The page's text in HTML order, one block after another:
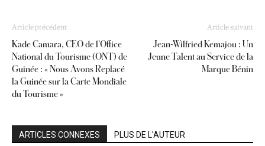
Article précédent
Kade Camara, CEO de l’Office
National du Tourisme (ONT) de
Guinée : « Nous Avons Replacé
la Guinée sur la Carte Mondiale
du Tourisme »
Article suivant
Jean-Wilfried Kemajou : Un
Jeune Talent au Service de la
Marque Bénin
ARTICLES CONNEXES PLUS DE L'AUTEUR